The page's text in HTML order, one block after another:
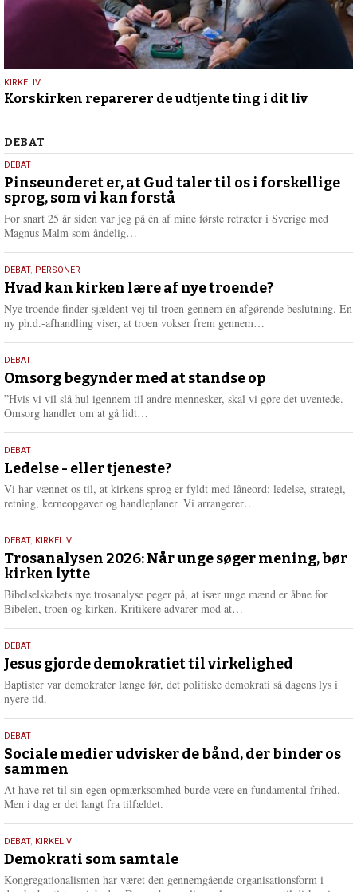
2.
januar
KIRKELIV
Korskirken reparerer de udtjente ting i dit liv
Debat
DEBAT
5.
august
2026
DEBAT
Pinseunderet er, at Gud taler til os i forskellige
sprog, som vi kan forstå
For snart 25 år siden var jeg på én af mine første retræter i Sverige med
Magnus Malm som åndelig…
e
r
e
25.
juli
2026
DEBAT, PERSONER
Hvad kan kirken lære af nye troende?
Nye troende finder sjældent vej til troen gennem én afgørende beslutning. En
ny ph.d.-afhandling viser, at troen vokser frem gennem…
e
r
e
9.
juli
2026
DEBAT
Omsorg begynder med at standse op
”Hvis vi vil slå hul igennem til andre mennesker, skal vi gøre det uventede.
Omsorg handler om at gå lidt…
e
r
e
10.
juni
2026
DEBAT
Ledelse - eller tjeneste?
Vi har vænnet os til, at kirkens sprog er fyldt med låneord: ledelse, strategi,
retning, kerneopgaver og handleplaner. Vi arrangerer…
e
2.
juni
2026
DEBAT, KIRKELIV
Trosanalysen 2026: Når unge søger mening, bør
kirken lytte
Bibelselskabets nye trosanalyse peger på, at især unge mænd er åbne for
Bibelen, troen og kirken. Kritikere advarer mod at…
e
r
e
18.
maj
2026
DEBAT
Jesus gjorde demokratiet til virkelighed
Baptister var demokrater længe før, det politiske demokrati så dagens lys i
nyere tid.
18.
maj
2026
DEBAT
Sociale medier udvisker de bånd, der binder os
sammen
At have ret til sin egen opmærksomhed burde være en fundamental frihed.
Men i dag er det langt fra tilfældet.
18.
maj
2026
DEBAT, KIRKELIV
Demokrati som samtale
Kongregationalismen har været den gennemgående organisationsform i